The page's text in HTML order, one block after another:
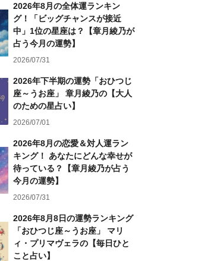
2026年8月の全体運ランキン
グ！「ビッグチャンスが接近
中」1位の星座は？【章月綾乃が
占う今月の運勢】
2026/07/31
2026年下半期の運勢「おひつじ
座～うお座」 章月綾乃の【大人
のための星占い】
2026/07/01
2026年8月の恋愛＆対人運ラン
キング！ あなたにどんな幸せが
待っている？【章月綾乃が占う
今月の運勢】
2026/07/31
2026年8月8日の運勢ランキング
「おひつじ座～うお座」 マリ
ィ・プリマヴェラの【毎日ひと
こと占い】